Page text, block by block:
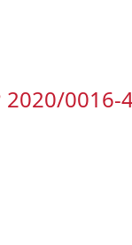
2020/0016-